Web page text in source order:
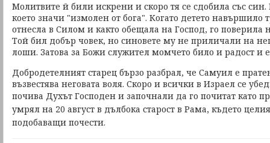
Молитвите й били искрени и скоро тя се сдобила със
което значи "измолен от бога". Когато детето навършило
отнесла в Силом и както обещала на Господ, го
Той бил добър човек, но синовете му не приличали на
лоши. Затова за Божи служител момчето било и радост и
Добродетелният старец бързо разбрал, че Самуил е
възвестява неговата воля. Скоро и всички в Израел се
почива Духът Господен и започнали да го почитат като
умрял на 20 август в дълбока старост в Рама, където
подобаващи почести.